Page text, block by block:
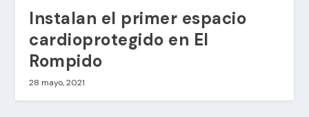
Instalan el primer espacio
cardioprotegido en El
Rompido
28 mayo, 2021